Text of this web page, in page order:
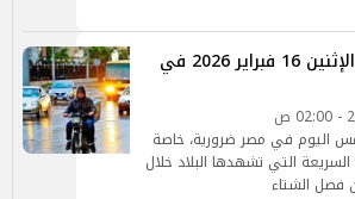
حالة الطقس اليوم الإثنين 16 فبراير 2026 في
اليوم في مصر ضرورية، خاصة
التي تشهدها البلاد خلال
فصل الشتاء